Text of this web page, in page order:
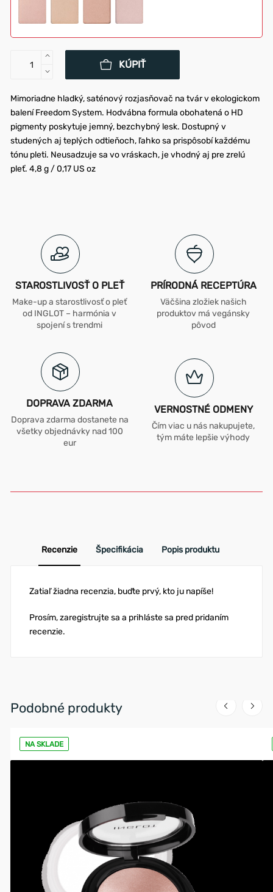
KÚPIŤ
Mimoriadne hladký, saténový rozjasňovač na tvár v ekologickom
balení Freedom System. Hodvábna formula obohatená o HD
pigmenty poskytuje jemný, bezchybný lesk. Dostupný v
studených aj teplých odtieňoch, ľahko sa prispôsobí každému
tónu pleti. Neusadzuje sa vo vráskach, je vhodný aj pre zrelú
pleť. 4,8 g / 0,17 US oz
STAROSTLIVOSŤ O PLEŤ
Make-up a starostlivosť o pleť
od INGLOT – harmónia v
spojení s trendmi
PRÍRODNÁ RECEPTÚRA
Väčšina zložiek našich
produktov má vegánsky
pôvod
DOPRAVA ZDARMA
Doprava zdarma dostanete na
všetky objednávky nad 100
eur
VERNOSTNÉ ODMENY
Čím viac u nás nakupujete,
tým máte lepšie výhody
Recenzie Špecifikácia Popis produktu
Zatiaľ žiadna recenzia, buďte prvý, kto ju napíše!
Prosím, zaregistrujte sa a prihláste sa pred pridaním
recenzie.
Podobné produkty
NA SKLADE